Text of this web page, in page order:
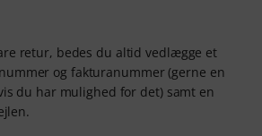
retur, bedes du altid vedlægge et
og fakturanummer (gerne en
du har mulighed for det) samt en